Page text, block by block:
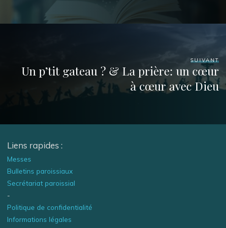
SUIVANT
Un p’tit gateau ? & La prière: un cœur
à cœur avec Dieu
Liens rapides :
Messes
Bulletins paroissiaux
Secrétariat paroissial
-
Politique de confidentialité
Informations légales